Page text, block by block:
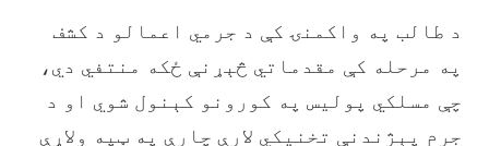
‏د طالب په واکمنۍ کې د جرمي اعمالو د کشف
په مرحله کې مقدماتي څېړنې ځکه منتفي دي،
چې مسلکي پولیس په کورونو کېنول شوي او د
جرم پېژندنې تخنیکي لارې چارې په ټپه ولاړې